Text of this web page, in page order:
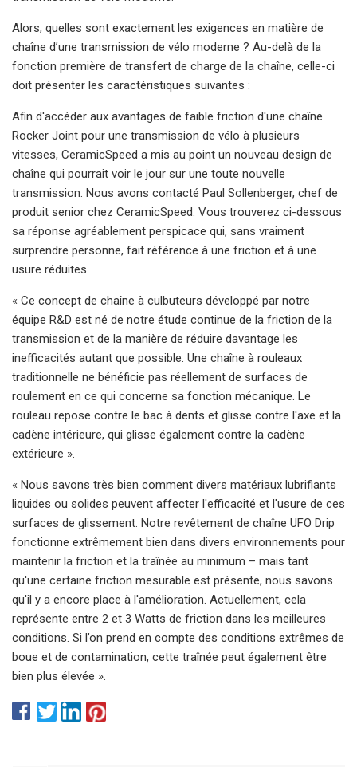
Alors, quelles sont exactement les exigences en matière de
chaîne d’une transmission de vélo moderne ? Au-delà de la
fonction première de transfert de charge de la chaîne, celle-ci
doit présenter les caractéristiques suivantes :
Afin d'accéder aux avantages de faible friction d'une chaîne
Rocker Joint pour une transmission de vélo à plusieurs
vitesses, CeramicSpeed ​​a mis au point un nouveau design de
chaîne qui pourrait voir le jour sur une toute nouvelle
transmission. Nous avons contacté Paul Sollenberger, chef de
produit senior chez CeramicSpeed. Vous trouverez ci-dessous
sa réponse agréablement perspicace qui, sans vraiment
surprendre personne, fait référence à une friction et à une
usure réduites.
« Ce concept de chaîne à culbuteurs développé par notre
équipe R&D est né de notre étude continue de la friction de la
transmission et de la manière de réduire davantage les
inefficacités autant que possible. Une chaîne à rouleaux
traditionnelle ne bénéficie pas réellement de surfaces de
roulement en ce qui concerne sa fonction mécanique. Le
rouleau repose contre le bac à dents et glisse contre l'axe et la
cadène intérieure, qui glisse également contre la cadène
extérieure ».
« Nous savons très bien comment divers matériaux lubrifiants
liquides ou solides peuvent affecter l'efficacité et l'usure de ces
surfaces de glissement. Notre revêtement de chaîne UFO Drip
fonctionne extrêmement bien dans divers environnements pour
maintenir la friction et la traînée au minimum – mais tant
qu'une certaine friction mesurable est présente, nous savons
qu'il y a encore place à l'amélioration. Actuellement, cela
représente entre 2 et 3 Watts de friction dans les meilleures
conditions. Si l’on prend en compte des conditions extrêmes de
boue et de contamination, cette traînée peut également être
bien plus élevée ».